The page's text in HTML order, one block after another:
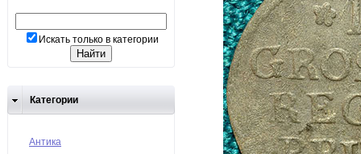
Искать только в категории
Категории
Антика